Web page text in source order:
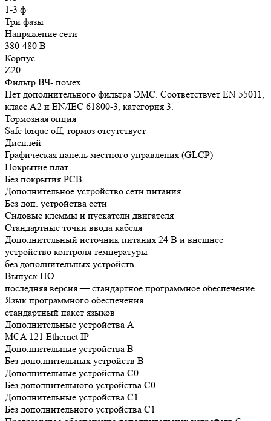
1-3 ф
Три фазы
Напряжение сети
380-480 В
Корпус
Z20
Фильтр ВЧ- помех
Нет дополнительного фильтра ЭМС. Соответствует EN 55011,
класс A2 и EN/IEC 61800-3, категория 3.
Тормозная опция
Safe torque off, тормоз отсутствует
Дисплей
Графическая панель местного управления (GLCP)
Покрытие плат
Без покрытия РСВ
Дополнительное устройство сети питания
Без доп. устройства сети
Силовые клеммы и пускатели двигателя
Стандартные точки ввода кабеля
Дополнительный источник питания 24 В и внешнее
устройство контроля температуры
без дополнительных устройств
Выпуск ПО
последняя версия — стандартное программное обеспечение
Язык программного обеспечения
стандартный пакет языков
Дополнительные устройства А
MCA 121 Ethernet IP
Дополнительные устройства B
Без дополнительных устройств B
Дополнительные устройства C0
Без дополнительного устройства C0
Дополнительные устройства C1
Без дополнительного устройства C1